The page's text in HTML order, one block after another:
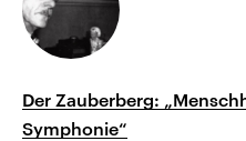
Der Zauberberg:
Symphonie“